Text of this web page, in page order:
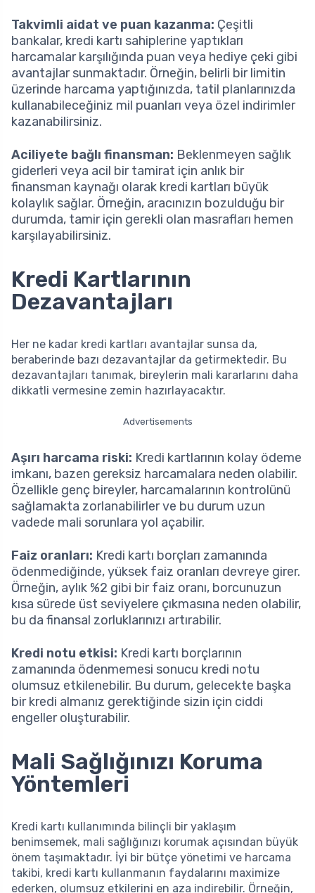
Takvimli aidat ve puan kazanma: Çeşitli
bankalar, kredi kartı sahiplerine yaptıkları
harcamalar karşılığında puan veya hediye çeki gibi
avantajlar sunmaktadır. Örneğin, belirli bir limitin
üzerinde harcama yaptığınızda, tatil planlarınızda
kullanabileceğiniz mil puanları veya özel indirimler
kazanabilirsiniz.
Aciliyete bağlı finansman: Beklenmeyen sağlık
giderleri veya acil bir tamirat için anlık bir
finansman kaynağı olarak kredi kartları büyük
kolaylık sağlar. Örneğin, aracınızın bozulduğu bir
durumda, tamir için gerekli olan masrafları hemen
karşılayabilirsiniz.
Kredi Kartlarının
Dezavantajları
Her ne kadar kredi kartları avantajlar sunsa da,
beraberinde bazı dezavantajlar da getirmektedir. Bu
dezavantajları tanımak, bireylerin mali kararlarını daha
dikkatli vermesine zemin hazırlayacaktır.
Advertisements
Aşırı harcama riski: Kredi kartlarının kolay ödeme
imkanı, bazen gereksiz harcamalara neden olabilir.
Özellikle genç bireyler, harcamalarının kontrolünü
sağlamakta zorlanabilirler ve bu durum uzun
vadede mali sorunlara yol açabilir.
Faiz oranları: Kredi kartı borçları zamanında
ödenmediğinde, yüksek faiz oranları devreye girer.
Örneğin, aylık %2 gibi bir faiz oranı, borcunuzun
kısa sürede üst seviyelere çıkmasına neden olabilir,
bu da finansal zorluklarınızı artırabilir.
Kredi notu etkisi: Kredi kartı borçlarının
zamanında ödenmemesi sonucu kredi notu
olumsuz etkilenebilir. Bu durum, gelecekte başka
bir kredi almanız gerektiğinde sizin için ciddi
engeller oluşturabilir.
Mali Sağlığınızı Koruma
Yöntemleri
Kredi kartı kullanımında bilinçli bir yaklaşım
benimsemek, mali sağlığınızı korumak açısından büyük
önem taşımaktadır. İyi bir bütçe yönetimi ve harcama
takibi, kredi kartı kullanmanın faydalarını maximize
ederken, olumsuz etkilerini en aza indirebilir. Örneğin,